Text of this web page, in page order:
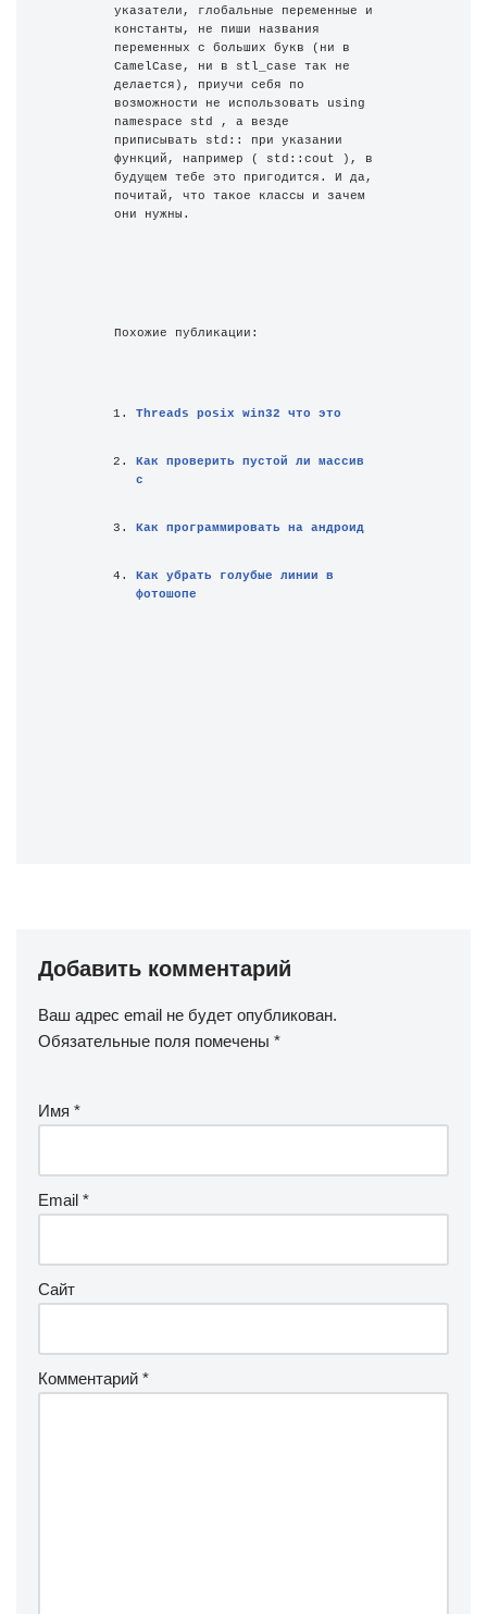
указатели, глобальные переменные и
константы, не пиши названия
переменных с больших букв (ни в
CamelCase, ни в stl_case так не
делается), приучи себя по
возможности не использовать using
namespace std , а везде
приписывать std:: при указании
функций, например ( std::cout ), в
будущем тебе это пригодится. И да,
почитай, что такое классы и зачем
они нужны.
Похожие публикации:
Threads posix win32 что это
Как проверить пустой ли массив
c
Как программировать на андроид
Как убрать голубые линии в
фотошопе
Добавить комментарий
Ваш адрес email не будет опубликован.
Обязательные поля помечены *
Имя *
Email *
Сайт
Комментарий *